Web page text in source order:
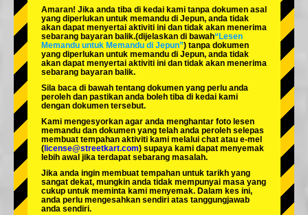
Okinawa
Amaran! Jika anda tiba di kedai kami tanpa dokumen asal
yang diperlukan untuk memandu di Jepun, anda tidak
akan dapat menyertai aktiviti ini dan tidak akan menerima
sebarang bayaran balik.(dijelaskan di bawah“Lesen
Memandu untuk Memandu di Jepun”) tanpa dokumen
yang diperlukan untuk memandu di Jepun, anda tidak
akan dapat menyertai aktiviti ini dan tidak akan menerima
sebarang bayaran balik.
Sila baca di bawah tentang dokumen yang perlu anda
peroleh dan pastikan anda boleh tiba di kedai kami
dengan dokumen tersebut.
Kami mengesyorkan agar anda menghantar foto lesen
memandu dan dokumen yang telah anda peroleh selepas
membuat tempahan aktiviti kami melalui chat atau e-mel
( license@streetkart.com) supaya kami dapat menyemak
lebih awal jika terdapat sebarang masalah.
Jika anda ingin membuat tempahan untuk tarikh yang
sangat dekat, mungkin anda tidak mempunyai masa yang
cukup untuk meminta kami menyemak. Dalam kes ini,
anda perlu mengesahkan sendiri atas tanggungjawab
anda sendiri.